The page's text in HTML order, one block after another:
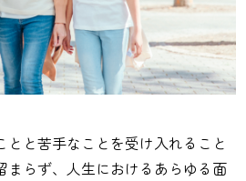
と苦手なことを受け入れること
まらず、人生におけるあらゆる面